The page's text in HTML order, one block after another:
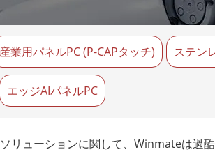
ローラ 石油・ガス、ATEXグレ
ATEXグレード堅牢タブレット
ATEX認定 堅牢型ハンドヘルド
ータ
ATEX グレード パネル PC
産業用パネルPC (P-CAPタッチ) ステン
エッジAIパネルPC
リューションに関して、Winmateは過